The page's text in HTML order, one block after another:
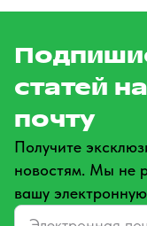
статей
почту
Получите
новостям. Мы не
вашу